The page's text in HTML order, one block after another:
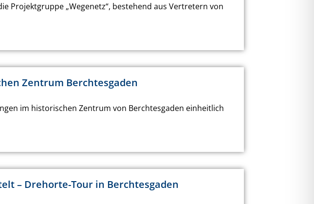
Projektgruppe „Wegenetz“, bestehend aus Vertretern von
Zentrum Berchtesgaden
im historischen Zentrum von Berchtesgaden einheitlich
– Drehorte-Tour in Berchtesgaden